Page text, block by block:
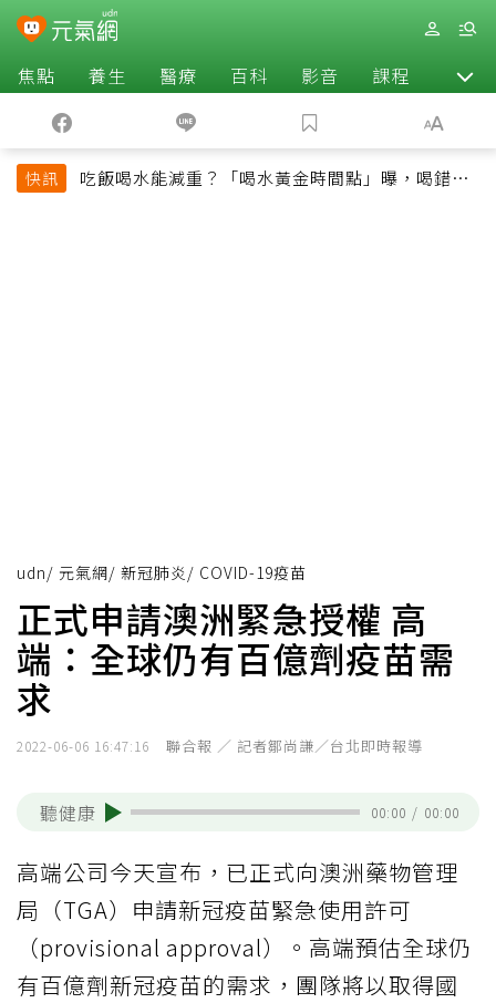
焦點 養生 醫療 百科 影音 課程 退休
快訊
吃飯喝水能減重？「喝水黃金時間點」曝，喝錯時
udn/ 元氣網/ 新冠肺炎 / COVID-19疫苗
正式申請澳洲緊急授權 高
端：全球仍有百億劑疫苗需
求
2022-06-06 16:47:16 聯合報 ／ 記者鄒尚謙／台北即時報導
聽健康 00:00 / 00:00
高端公司今天宣布，已正式向澳洲藥物管理
局（TGA）申請新冠疫苗緊急使用許可
（provisional approval）。高端預估全球仍
有百億劑新冠疫苗的需求，團隊將以取得國